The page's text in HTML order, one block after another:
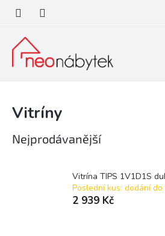
obsah
Vitríny
Nejprodávanější
Vitrína TIPS 1V1D1S
Poslední kus: dodání
2 939 Kč